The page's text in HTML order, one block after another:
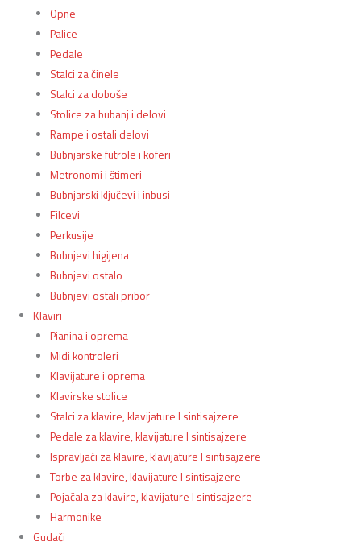
Opne
Palice
Pedale
Stalci za činele
Stalci za doboše
Stolice za bubanj i delovi
Rampe i ostali delovi
Bubnjarske futrole i koferi
Metronomi i štimeri
Bubnjarski ključevi i inbusi
Filcevi
Perkusije
Bubnjevi higijena
Bubnjevi ostalo
Bubnjevi ostali pribor
Klaviri
Pianina i oprema
Midi kontroleri
Klavijature i oprema
Klavirske stolice
Stalci za klavire, klavijature I sintisajzere
Pedale za klavire, klavijature I sintisajzere
Ispravljači za klavire, klavijature I sintisajzere
Torbe za klavire, klavijature I sintisajzere
Pojačala za klavire, klavijature I sintisajzere
Harmonike
Gudači